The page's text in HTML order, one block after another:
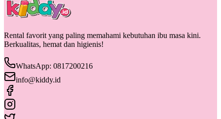
Rental favorit yang paling memahami kebutuhan ibu masa kini.
Berkualitas, hemat dan higienis!
WhatsApp: 0817200216
info@kiddy.id